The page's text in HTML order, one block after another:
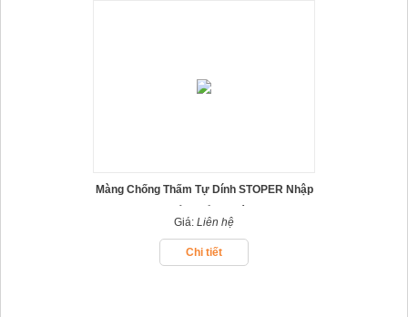
Màng Chống Thấm Tự Dính STOPER Nhập
Giá: Liên hệ
Chi tiết